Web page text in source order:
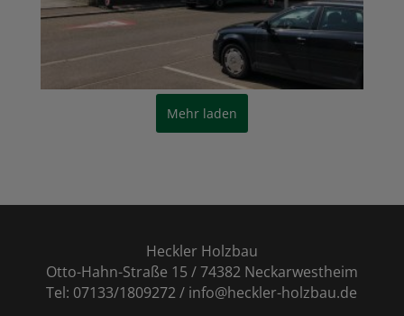
Mehr laden
Heckler Holzbau
Otto-Hahn-Straße 15 / 74382 Neckarwestheim
Tel: 07133/1809272 / info@heckler-holzbau.de